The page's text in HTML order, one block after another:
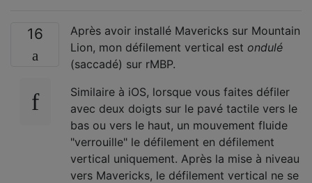
16
Après avoir installé Mavericks sur Mountain
Lion, mon défilement vertical est ondulé
(saccadé) sur rMBP.
Similaire à iOS, lorsque vous faites défiler
avec deux doigts sur le pavé tactile vers le
bas ou vers le haut, un mouvement fluide
"verrouille" le défilement en défilement
vertical uniquement. Après la mise à niveau
vers Mavericks, le défilement vertical ne se